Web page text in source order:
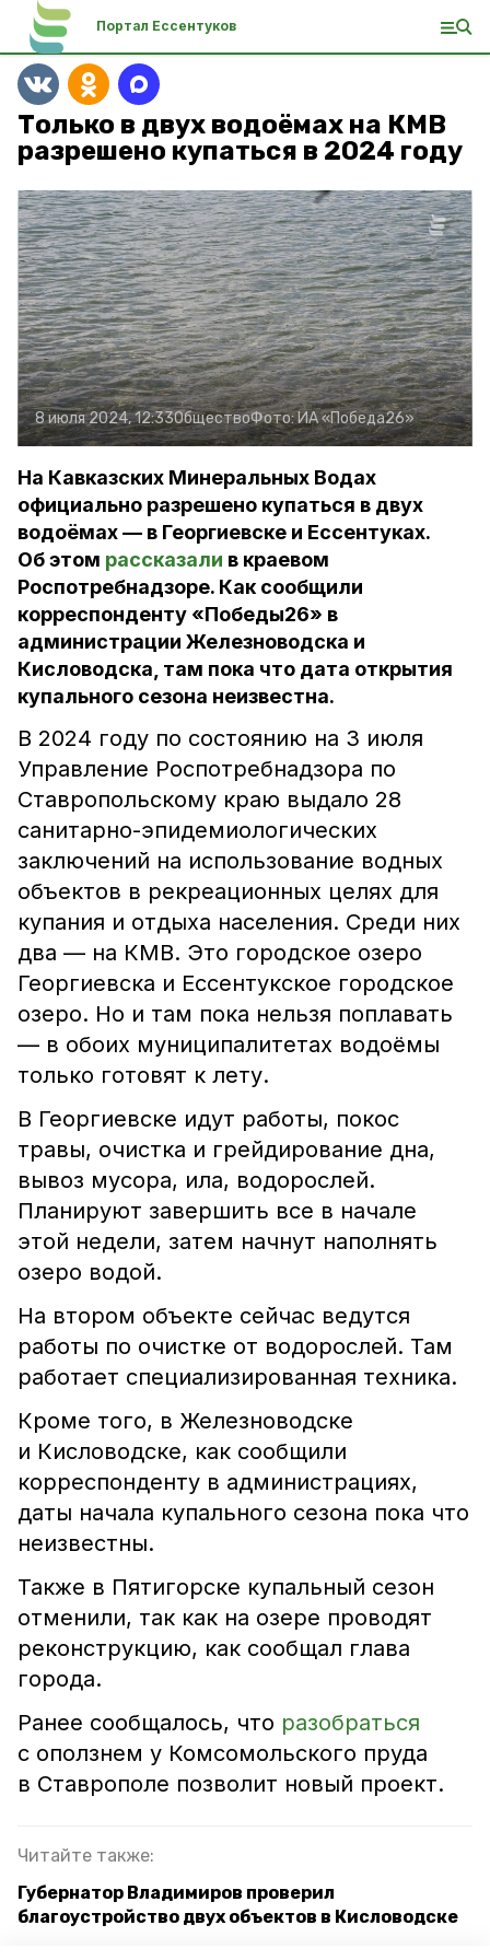
Портал Ессентуков
Только в двух водоёмах на КМВ
разрешено купаться в 2024 году
8 июля 2024, 12:33ОбществоФото:ИА «Победа26»
На Кавказских Минеральных Водах
официально разрешено купаться в двух
водоёмах — в Георгиевске и Ессентуках.
Об этом рассказали в краевом
Роспотребнадзоре. Как сообщили
корреспонденту «Победы26» в
администрации Железноводска и
Кисловодска, там пока что дата открытия
купального сезона неизвестна.
В 2024 году по состоянию на 3 июля
Управление Роспотребнадзора по
Ставропольскому краю выдало 28
санитарно-эпидемиологических
заключений на использование водных
объектов в рекреационных целях для
купания и отдыха населения. Среди них
два — на КМВ. Это городское озеро
Георгиевска и Ессентукское городское
озеро. Но и там пока нельзя поплавать
— в обоих муниципалитетах водоёмы
только готовят к лету.
В Георгиевске идут работы, покос
травы, очистка и грейдирование дна,
вывоз мусора, ила, водорослей.
Планируют завершить все в начале
этой недели, затем начнут наполнять
озеро водой.
На втором объекте сейчас ведутся
работы по очистке от водорослей. Там
работает специализированная техника.
Кроме того, в Железноводске
и Кисловодске, как сообщили
корреспонденту в администрациях,
даты начала купального сезона пока что
неизвестны.
Также в Пятигорске купальный сезон
отменили, так как на озере проводят
реконструкцию, как сообщал глава
города.
Ранее сообщалось, что разобраться
с оползнем у Комсомольского пруда
в Ставрополе позволит новый проект.
Читайте также:
Губернатор Владимиров проверил
благоустройство двух объектов в Кисловодске